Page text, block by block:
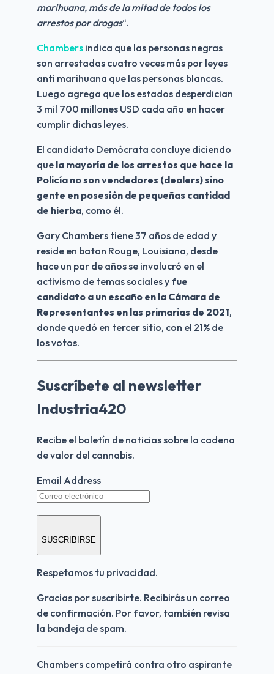
marihuana, más de la mitad de todos los
arrestos por drogas“.
Chambers indica que las personas negras
son arrestadas cuatro veces más por leyes
anti marihuana que las personas blancas.
Luego agrega que los estados desperdician
3 mil 700 millones USD cada año en hacer
cumplir dichas leyes.
El candidato Demócrata concluye diciendo
que la mayoría de los arrestos que hace la
Policía no son vendedores (dealers) sino
gente en posesión de pequeñas cantidad
de hierba, como él.
Gary Chambers tiene 37 años de edad y
reside en baton Rouge, Louisiana, desde
hace un par de años se involucró en el
activismo de temas sociales y fue
candidato a un escaño en la Cámara de
Representantes en las primarias de 2021,
donde quedó en tercer sitio, con el 21% de
los votos.
Suscríbete al newsletter
Industria420
Recibe el boletín de noticias sobre la cadena
de valor del cannabis.
Email Address
SUSCRIBIRSE
Respetamos tu privacidad.
Gracias por suscribirte. Recibirás un correo
de confirmación. Por favor, también revisa
la bandeja de spam.
Chambers competirá contra otro aspirante